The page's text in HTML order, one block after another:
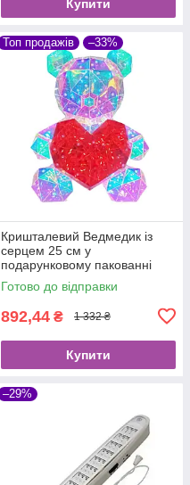
Купити
Топ продажів –33%
Кришталевий Ведмедик із
серцем 25 см у
подарунковому пакованні
Ведмедик-світильник 3D
Teddy Bear LED нічник
Готово до відправки
892,44 ₴ 1 332 ₴
Купити
–29%